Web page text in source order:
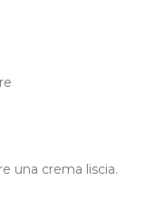
una crema liscia.